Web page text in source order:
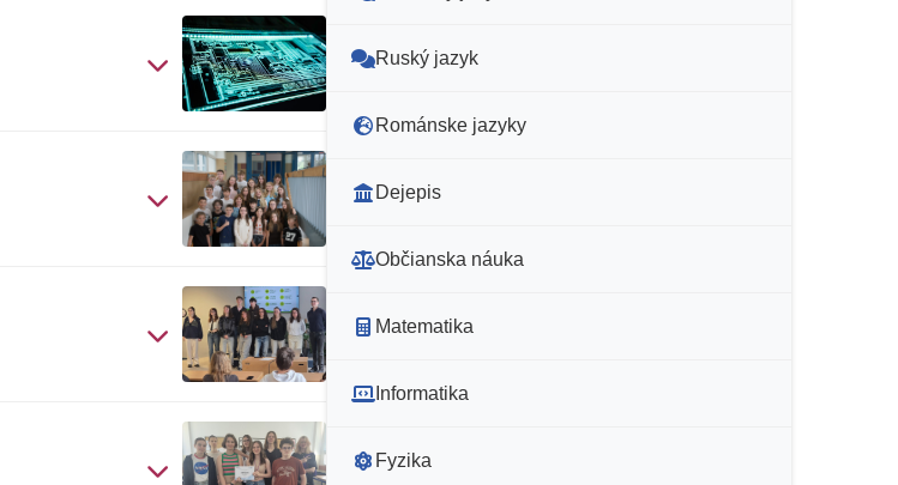
Ruský jazyk
Románske jazyky
Dejepis
Občianska náuka
Matematika
Informatika
Fyzika